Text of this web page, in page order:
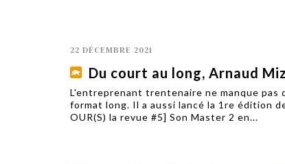
22 DÉCEMBRE 2021
Du court au long, Arnaud
L'entreprenant trentenaire ne manque pas
format long. Il a aussi lancé la 1re édition
OUR(S) la revue #5] Son Master 2 en...